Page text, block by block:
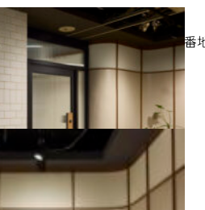
〒183-0023
東京都府中市宮町２丁目１５番
ル 8F
新オフィスの様子